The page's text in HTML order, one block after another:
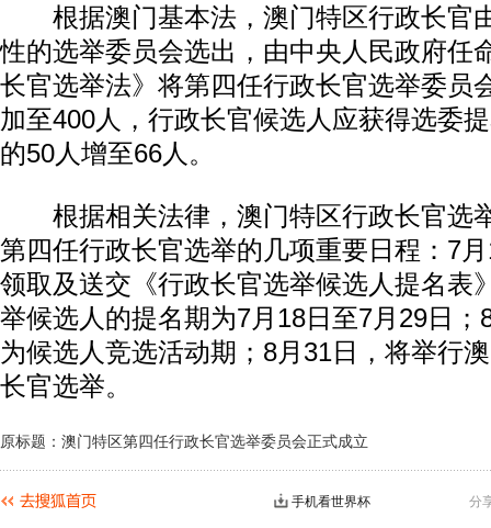
根据澳门基本法，澳门特区行政长官
性的选举委员会选出，由中央人民政府任
长官选举法》将第四任行政长官选举委员
加至400人，行政长官候选人应获得选委
的50人增至66人。
根据相关法律，澳门特区行政长官选
第四任行政长官选举的几项重要日程：7
领取及送交《行政长官选举候选人提名表
举候选人的提名期为7月18日至7月29日；
为候选人竞选活动期；8月31日，将举行
长官选举。
原标题：澳门特区第四任行政长官选举委员会正式成立
分
手机看世界杯